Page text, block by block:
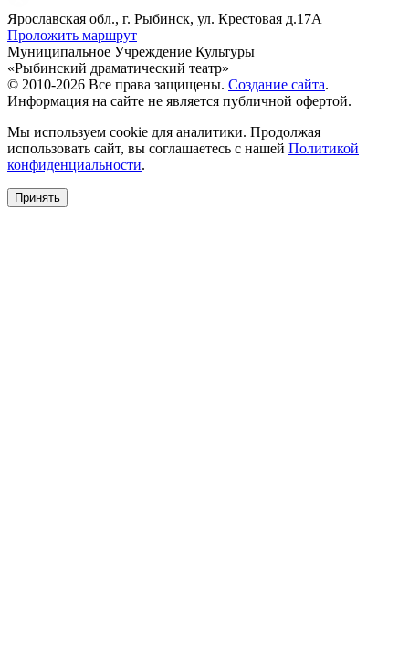
Ярославская обл., г. Рыбинск, ул. Крестовая д.17А
Проложить маршрут
Муниципальное Учреждение Культуры
«Рыбинский драматический театр»
© 2010-2026 Все права защищены. Создание сайта.
Информация на сайте не является публичной офертой.
Мы используем cookie для аналитики. Продолжая
использовать сайт, вы соглашаетесь с нашей Политикой
конфиденциальности.
Принять